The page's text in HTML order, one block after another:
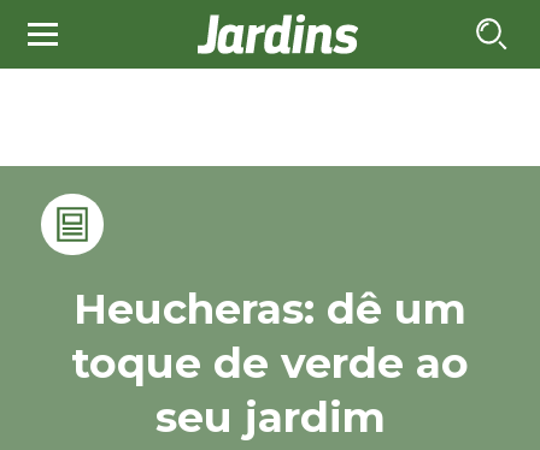
Heucheras: dê um
toque de verde ao
seu jardim